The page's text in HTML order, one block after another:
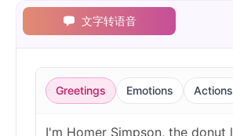
文字转语音
Greetings Emotions Actions